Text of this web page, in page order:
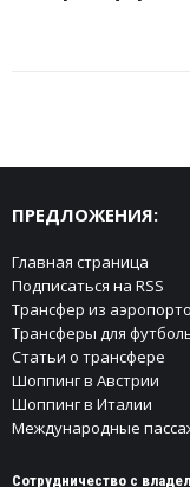
ПРЕДЛОЖЕНИЯ:
Главная страница
Подписаться на RSS
Трансфер из
Трансферы для
Статьи о трансфере
Шоппинг в Австрии
Шоппинг в Италии
Международные
Сотрудничество с